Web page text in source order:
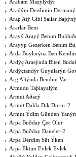
Arabam Mazýlýdýr
Aradým Derdimin
Arap Atý Gibi Sallar Baþýný
Ararlar Beni
Arayý Arayý Benim
Arayýp Gezerken Benim
Arda Boylarýna Ben
Ardýç Arasýnda Biten
Ardýçtandýr Guyularýn
Arg Altýnda Bendim Var
Armudu Taþlayalým
Armut Aðacý
Armut Dalda Dik Durur-2
Armut Ýdim Günden
Arpa Buðday Çec Olur
Arpa Buðday Daneler-2
Arpa Derdim Süt Ýken
Arpa Ektim Evlek Evlek